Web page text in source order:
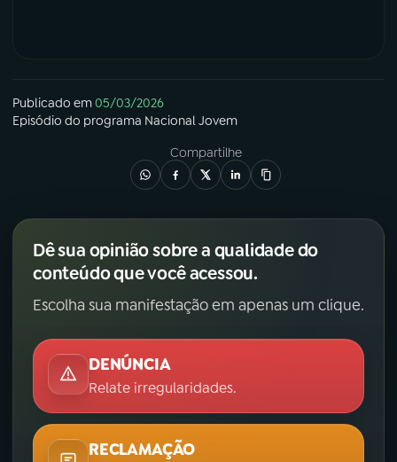
Publicado em05/03/2026
Episódio do programa Nacional Jovem
Compartilhe
Dê sua opinião sobre a qualidade do
conteúdo que você acessou.
Escolha sua manifestação em apenas um clique.
DENÚNCIA
Relate irregularidades.
RECLAMAÇÃO